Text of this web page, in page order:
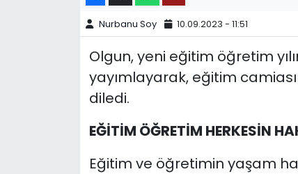
Nurbanu Soy 10.09.2023 - 11:51
Olgun, yeni eğitim öğretim
yayımlayarak, eğitim
diledi.
EĞİTİM ÖĞRETİM HERKESİN
Eğitim ve öğretimin yaşam